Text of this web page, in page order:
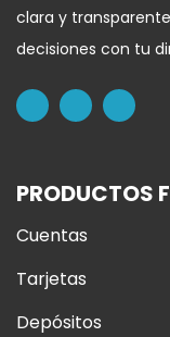
clara y
decisiones con tu
PRODUCTOS
Cuentas
Tarjetas
Depósitos